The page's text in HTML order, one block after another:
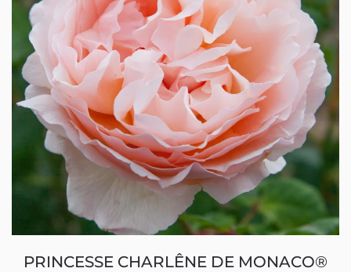
PRINCESSE CHARLÊNE DE MONACO®